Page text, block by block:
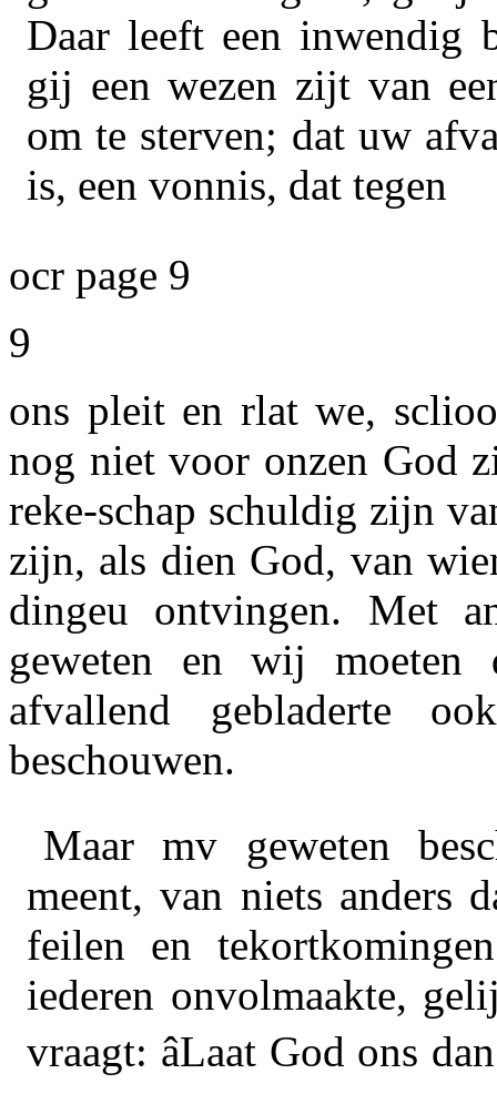
Daar leeft een inwendig
gij een wezen zijt van
om te sterven; dat uw
is, een vonnis, dat tegen
ocr page 9
9
ons pleit en rlat we,
nog niet voor onzen God
reke-schap schuldig zijn
zijn, als dien God, van
dingeu ontvingen. Met
geweten en wij moeten
afvallend gebladerte
beschouwen.
Maar mv geweten
meent, van niets anders
feilen en
iederen onvolmaakte,
vraagt: âLaat God ons